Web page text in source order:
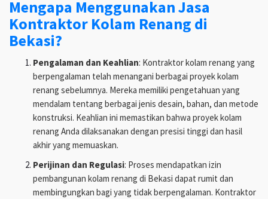
Mengapa Menggunakan Jasa
Kontraktor Kolam Renang di
Bekasi?
Pengalaman dan Keahlian: Kontraktor kolam renang yang
berpengalaman telah menangani berbagai proyek kolam
renang sebelumnya. Mereka memiliki pengetahuan yang
mendalam tentang berbagai jenis desain, bahan, dan metode
konstruksi. Keahlian ini memastikan bahwa proyek kolam
renang Anda dilaksanakan dengan presisi tinggi dan hasil
akhir yang memuaskan.
Perijinan dan Regulasi: Proses mendapatkan izin
pembangunan kolam renang di Bekasi dapat rumit dan
membingungkan bagi yang tidak berpengalaman. Kontraktor